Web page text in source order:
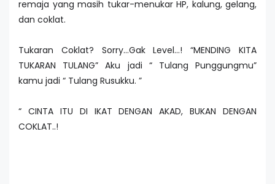
remaja yang masih tukar-menukar HP, kalung, gelang,
dan coklat.
Tukaran Coklat? Sorry…Gak Level…! “MENDING KITA
TUKARAN TULANG” Aku jadi “ Tulang Punggungmu”
kamu jadi “ Tulang Rusukku. ”
“ CINTA ITU DI IKAT DENGAN AKAD, BUKAN DENGAN
COKLAT..!